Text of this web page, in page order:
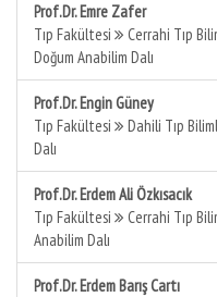
Prof.Dr. Emre Zafer
Tıp Fakültesi
Cerrahi Tıp
Doğum Anabilim Dalı
Prof.Dr. Engin Güney
Tıp Fakültesi
Dahili Tıp
Dalı
Prof.Dr. Erdem Ali Özkısacık
Tıp Fakültesi
Cerrahi Tıp
Anabilim Dalı
Prof.Dr. Erdem Barış Cartı